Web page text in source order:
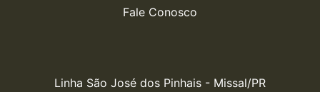
Fale Conosco
Linha São José dos Pinhais - Missal/PR